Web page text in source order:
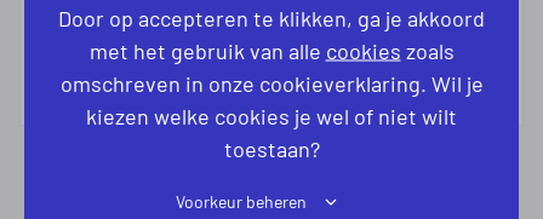
yael@procestechniek.nl
Door op accepteren te klikken, ga je akkoord
met het gebruik van alle cookies zoals
omschreven in onze cookieverklaring. Wil je
kiezen welke cookies je wel of niet wilt
toestaan?
Voorkeur beheren